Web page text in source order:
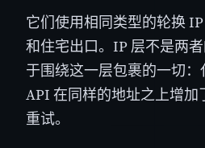
它们使用相同类型的轮换
和住宅出口。IP 层不是两
于围绕这一层包裹的一切
API 在同样的地址之上增加
重试。